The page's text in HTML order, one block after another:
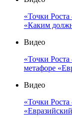
«Точки
«Каким
Видео
«Точки
метафоре
Видео
«Точки